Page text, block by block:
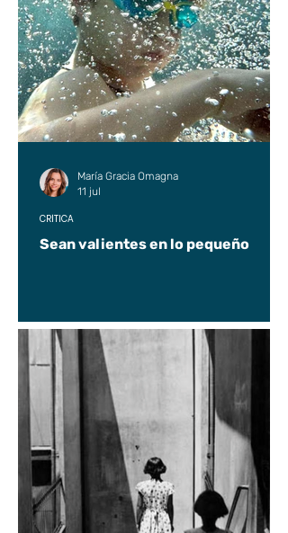
Sean valientes en lo pequeño
CRÍTICA
María Gracia Omagna
11 jul